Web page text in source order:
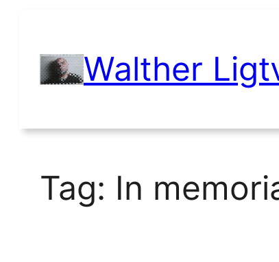
inhoud
Walther
Tag: In